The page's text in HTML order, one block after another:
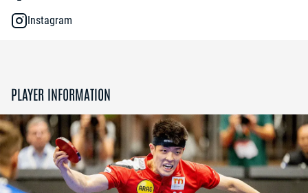
Instagram
PLAYER INFORMATION